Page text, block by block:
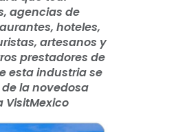
agencias de
hoteles,
artesanos y
prestadores de
esta industria se
la novedosa